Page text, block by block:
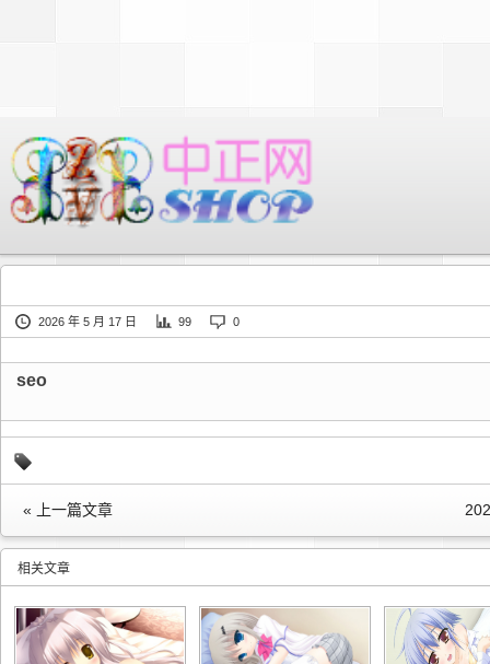
2026 年 5 月 17 日 99 0
seo
« 上一篇文章
相关文章